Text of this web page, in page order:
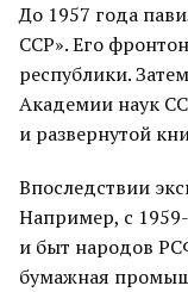
До 1957 года
ССР». Его
республики.
Академии наук
и развернутой
Впоследствии
Например, с
и быт народов
бумажная